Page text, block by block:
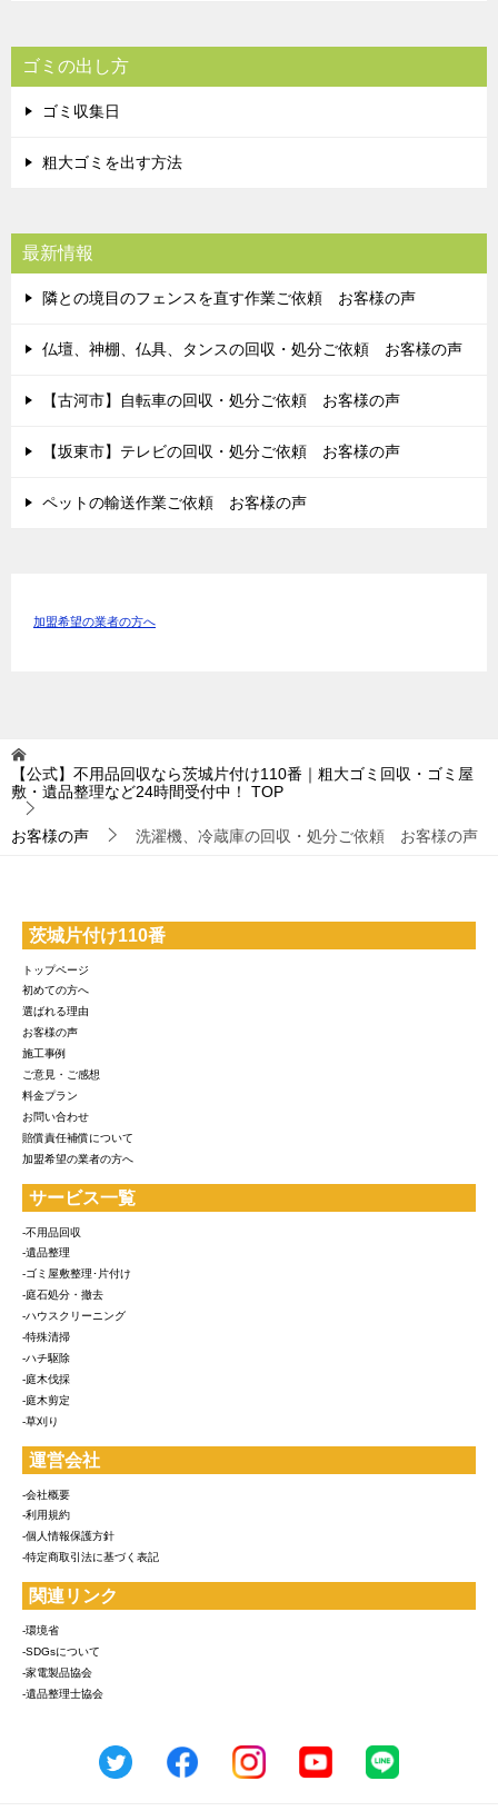
ゴミの出し方
ゴミ収集日
粗大ゴミを出す方法
最新情報
隣との境目のフェンスを直す作業ご依頼 お客様の声
仏壇、神棚、仏具、タンスの回収・処分ご依頼 お客様の声
【古河市】自転車の回収・処分ご依頼 お客様の声
【坂東市】テレビの回収・処分ご依頼 お客様の声
ペットの輸送作業ご依頼 お客様の声
加盟希望の業者の方へ
【公式】不用品回収なら茨城片付け110番｜粗大ゴミ回収・ゴミ屋
敷・遺品整理など24時間受付中！
TOP
お客様の声 洗濯機、冷蔵庫の回収・処分ご依頼 お客様の声
茨城片付け110番
トップページ
初めての方へ
選ばれる理由
お客様の声
施工事例
ご意見・ご感想
料金プラン
お問い合わせ
賠償責任補償について
加盟希望の業者の方へ
サービス一覧
-不用品回収
-遺品整理
-ゴミ屋敷整理･片付け
-庭石処分・撤去
-ハウスクリーニング
-特殊清掃
-ハチ駆除
-庭木伐採
-庭木剪定
-草刈り
運営会社
-会社概要
-利用規約
-個人情報保護方針
-特定商取引法に基づく表記
関連リンク
-環境省
-SDGsについて
-家電製品協会
-遺品整理士協会